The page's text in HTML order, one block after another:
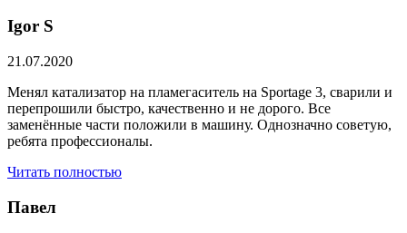
​Igor S
21.07.2020
Менял катализатор на пламегаситель на Sportage 3, сварили и
перепрошили быстро, качественно и не дорого. Все
заменённые части положили в машину. Однозначно советую,
ребята профессионалы.
Читать полностью
Павел